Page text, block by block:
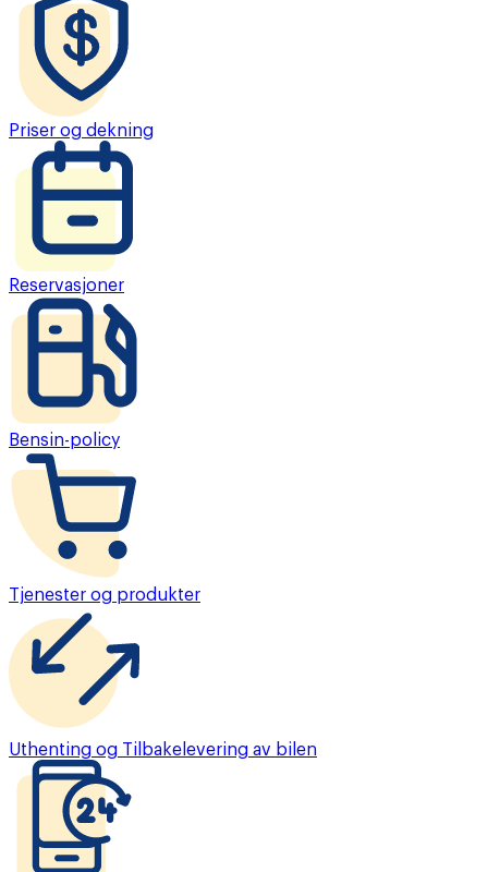
Priser og dekning
Reservasjoner
Bensin-policy
Tjenester og produkter
Uthenting og Tilbakelevering av bilen